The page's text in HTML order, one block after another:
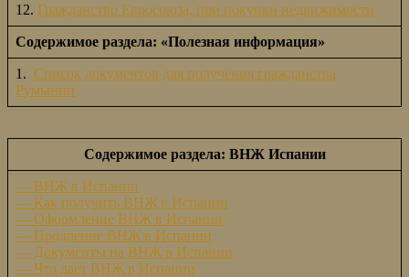
12. Гражданство Евросоюза, при покупки недвижимости
Содержимое раздела: «Полезная информация»
1. Список документов для получения гражданства
Румынии
Содержимое раздела: ВНЖ Испании
— ВНЖ в Испании
— Как получить ВНЖ в Испании
— Оформление ВНЖ в Испании
— Продление ВНЖ в Испании
— Документы на ВНЖ в Испании
— Что дает ВНЖ в Испании